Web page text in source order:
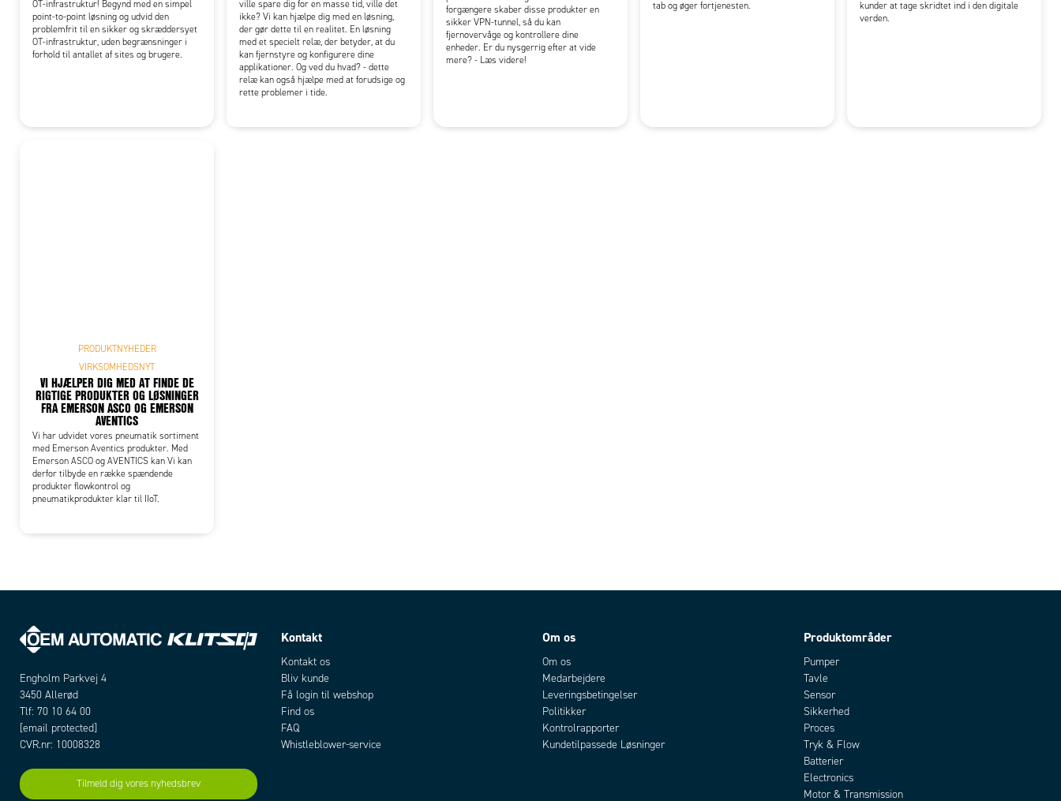
OT-infrastruktur! Begynd med en simpel
point-to-point løsning og udvid den
problemfrit til en sikker og skræddersyet
OT-infrastruktur, uden begrænsninger i
forhold til antallet af sites og brugere.
ville spare dig for en masse tid, ville det
ikke? Vi kan hjælpe dig med en løsning,
der gør dette til en realitet. En løsning
med et specielt relæ, der betyder, at du
kan fjernstyre og konfigurere dine
applikationer. Og ved du hvad? - dette
relæ kan også hjælpe med at forudsige og
rette problemer i tide.
forgængere skaber disse produkter en
sikker VPN-tunnel, så du kan
fjernovervåge og kontrollere dine
enheder. Er du nysgerrig efter at vide
mere? - Læs videre!
tab og øger fortjenesten.
kunder at tage skridtet ind i den digitale
verden.
PRODUKTNYHEDER
VIRKSOMHEDSNYT
VI HJÆLPER DIG MED AT FINDE DE
RIGTIGE PRODUKTER OG LØSNINGER
FRA EMERSON ASCO OG EMERSON
AVENTICS
Vi har udvidet vores pneumatik sortiment
med Emerson Aventics produkter. Med
Emerson ASCO og AVENTICS kan Vi kan
derfor tilbyde en række spændende
produkter flowkontrol og
pneumatikprodukter klar til IIoT.
Engholm Parkvej 4
3450 Allerød
Tlf: 70 10 64 00
[email protected]
CVR.nr: 10008328
Tilmeld dig vores nyhedsbrev
Kontakt
Kontakt os
Bliv kunde
Få login til webshop
Find os
FAQ
Whistleblower-service
Om os
Om os
Medarbejdere
Leveringsbetingelser
Politikker
Kontrolrapporter
Kundetilpassede Løsninger
Produktområder
Pumper
Tavle
Sensor
Sikkerhed
Proces
Tryk & Flow
Batterier
Electronics
Motor & Transmission